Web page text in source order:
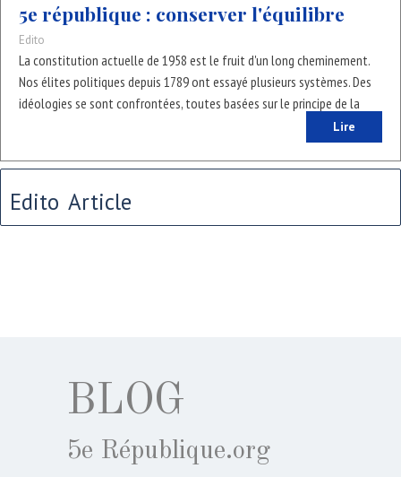
5e république : conserver l'équilibre
Edito
La constitution actuelle de 1958 est le fruit d'un long cheminement.
Nos élites politiques depuis 1789 ont essayé plusieurs systèmes. Des
idéologies se sont confrontées, toutes basées sur le principe de la
Lire
Edito Article
BLOG
5e République.org